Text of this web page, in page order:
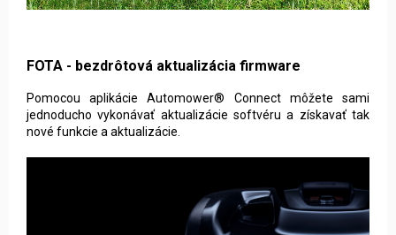
FOTA - bezdrôtová aktualizácia firmware
Pomocou aplikácie Automower® Connect môžete sami
jednoducho vykonávať aktualizácie softvéru a získavať tak
nové funkcie a aktualizácie.